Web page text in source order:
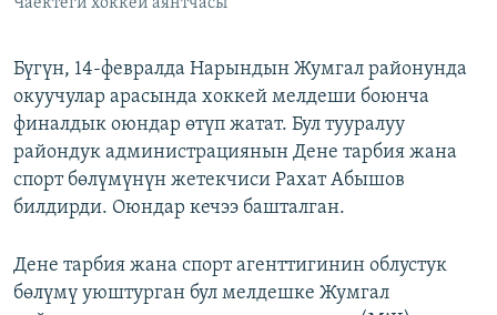
Чаектеги хоккей аянтчасы
Бүгүн, 14-февралда Нарындын Жумгал районунда
окуучулар арасында хоккей мелдеши боюнча
финалдык оюндар өтүп жатат. Бул тууралуу
райондук администрациянын Дене тарбия жана
спорт бөлүмүнүн жетекчиси Рахат Абышов
билдирди. Оюндар кечээ башталган.
Дене тарбия жана спорт агенттигинин облустук
бөлүмү уюштурган бул мелдешке Жумгал